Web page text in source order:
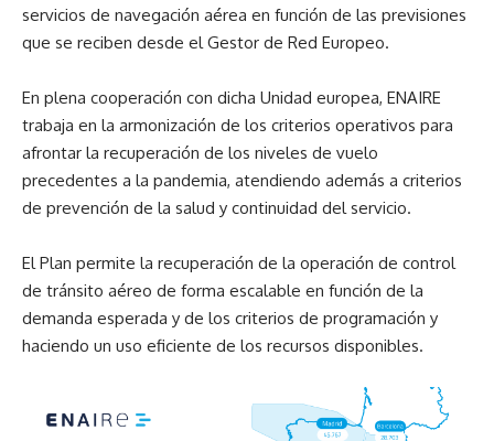
servicios de navegación aérea en función de las previsiones
que se reciben desde el Gestor de Red Europeo.
En plena cooperación con dicha Unidad europea, ENAIRE
trabaja en la armonización de los criterios operativos para
afrontar la recuperación de los niveles de vuelo
precedentes a la pandemia, atendiendo además a criterios
de prevención de la salud y continuidad del servicio.
El Plan permite la recuperación de la operación de control
de tránsito aéreo de forma escalable en función de la
demanda esperada y de los criterios de programación y
haciendo un uso eficiente de los recursos disponibles.